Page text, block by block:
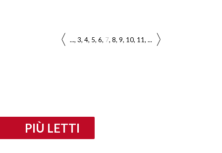
... 3 4 5 6 7 8 9 10 11 ...
PIÙ LETTI